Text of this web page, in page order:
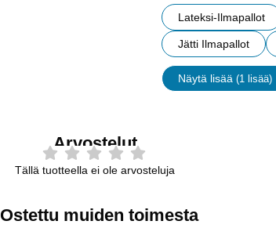
Lateksi-Ilmapallot
Jätti Ilmapallot
Näytä lisää (1 lisää)
Arvostelut
Tällä tuotteella ei ole arvosteluja
Ostettu muiden toimesta